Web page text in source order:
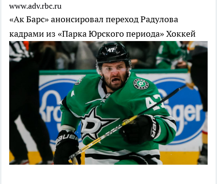
www.adv.rbc.ru
«Ак Барс» анонсировал переход Радулова
кадрами из «Парка Юрского периода» Хоккей